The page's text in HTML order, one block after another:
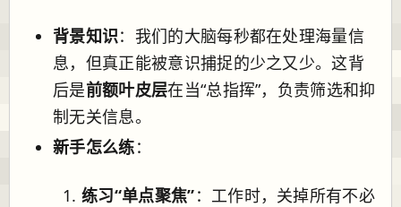
背景知识：我们的大脑每秒都在处理海量信
息，但真正能被意识捕捉的少之又少。这背
后是前额叶皮层在当“总指挥”，负责筛选和抑
制无关信息。
新手怎么练：
练习“单点聚焦”：工作时，关掉所有不必